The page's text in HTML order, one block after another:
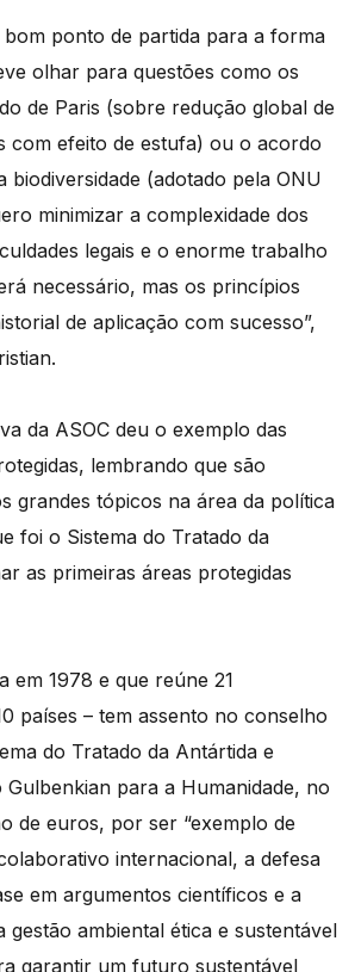
bom ponto de partida para a forma
olhar para questões como os
de Paris (sobre redução global de
com efeito de estufa) ou o acordo
biodiversidade (adotado pela ONU
minimizar a complexidade dos
legais e o enorme trabalho
necessário, mas os princípios
de aplicação com sucesso”,
da ASOC deu o exemplo das
lembrando que são
grandes tópicos na área da política
foi o Sistema do Tratado da
as primeiras áreas protegidas
em 1978 e que reúne 21
países – tem assento no conselho
do Tratado da Antártida e
para a Humanidade, no
de euros, por ser “exemplo de
internacional, a defesa
em argumentos científicos e a
gestão ambiental ética e sustentável
garantir um futuro sustentável